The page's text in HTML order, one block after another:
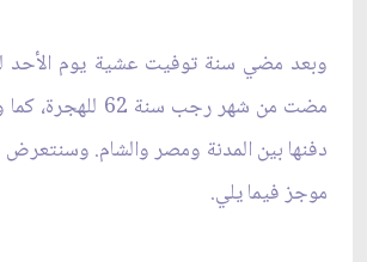
وبعد مضي سنة توفيت عشية يوم الأحد
مضت من شهر رجب سنة
دفنها بين المدنة ومصر والشام.
موجز فيما يلي.